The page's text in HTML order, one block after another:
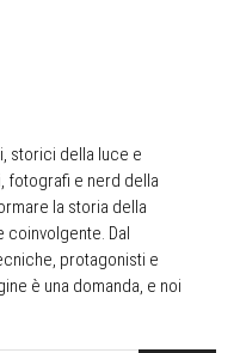
storici della luce e
fotografi e nerd della
la storia della
Dal
protagonisti e
è una domanda, e noi